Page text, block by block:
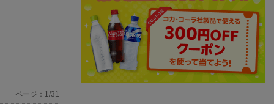
ページ：1/31